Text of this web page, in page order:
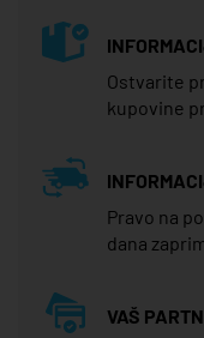
Ostvarite
kupovine
Pravo na
dana
VAŠ